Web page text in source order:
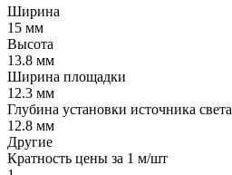
Ширина
15 мм
Высота
13.8 мм
Ширина площадки
12.3 мм
Глубина установки источника света
12.8 мм
Другие
Кратность цены за 1 м/шт